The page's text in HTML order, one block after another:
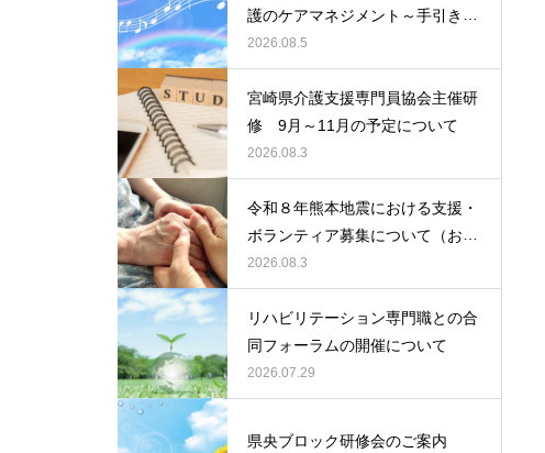
護のケアマネジメント～手引きの
活用と実践から学ぶ、利用者・家
族・地域を支える力～ 受講者の
募集について
2026.08.5
宮崎県介護支援専門員協会主催研
修 9月～11月の予定について
2026.08.3
令和８年熊本地震における支援・
ボランティア募集について（お願
い）
2026.08.3
リハビリテーション専門職との合
同フォーラムの開催について
2026.07.29
県央ブロック研修会のご案内